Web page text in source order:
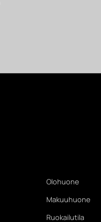
Olohuone
Makuuhuone
Ruokailutila